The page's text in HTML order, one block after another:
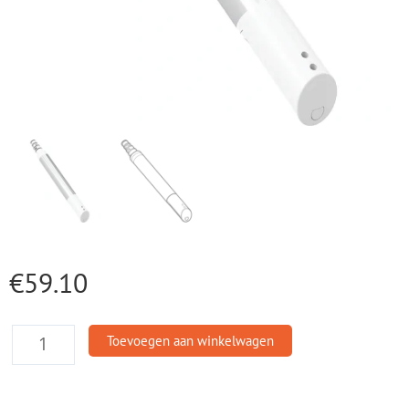
€59.10
Douchearm
Toevoegen aan winkelwagen